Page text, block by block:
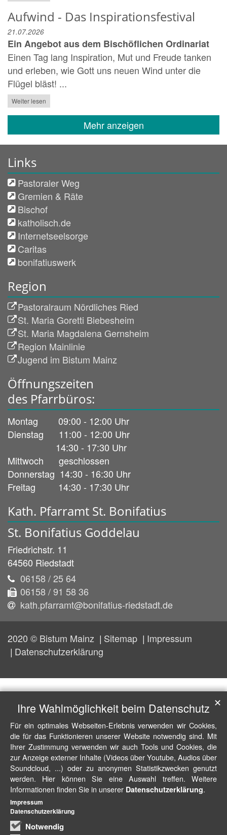
Aufwind - Das Inspirationsfestival
21.07.2026
Ein Angebot aus dem Bischöflichen Ordinariat
Einen Tag lang Inspiration, Mut und Freude tanken
und erleben, wie Gott uns neuen Wind unter die
Flügel bläst! ...
Weiter lesen
Mehr anzeigen
Links
Pastoraler Weg
Gremien & Räte
Bischof
katholisch.de
Internetseelsorge
Caritas
bonifatiuswerk
Region
Pastoralraum Nördliches Ried
St. Maria Goretti Biebesheim
St. Maria Magdalena Gernsheim
Region Mainlinie
Jugend im Bistum Mainz
Öffnungszeiten
des Pfarrbüros:
Montag 09:00 - 12:00 Uhr
Dienstag 11:00 - 12:00 Uhr
14:30 - 17:30 Uhr
Mittwoch geschlossen
Donnerstag 14:30 - 16:30 Uhr
Freitag 14:30 - 17:30 Uhr
Kath. Pfarramt St. Bonifatius
St. Bonifatius Goddelau
Friedrichstr. 11
64560 Riedstadt
06158 / 25 64
06158 / 91 58 36
kath.pfarramt@bonifatius-riedstadt.de
2020 © Bistum Mainz Sitemap
Impressum
Datenschutzerklärung
Ihre Wahlmöglichkeit beim Datenschutz
Für ein optimales Webseiten-Erlebnis verwenden wir Cookies,
die für das Funktionieren unserer Website notwendig sind. Mit
Ihrer Zustimmung verwenden wir auch Tools und Cookies, die
zur Anzeige externer Inhalte (Videos über Youtube, Audios über
Soundcloud, ...) oder zu anonymen Statistikzwecken genutzt
werden. Hier können Sie eine Auswahl treffen. Weitere
Informationen finden Sie in unserer Datenschutzerklärung.
Notwendig
✕
Impressum
Datenschutzerklärung